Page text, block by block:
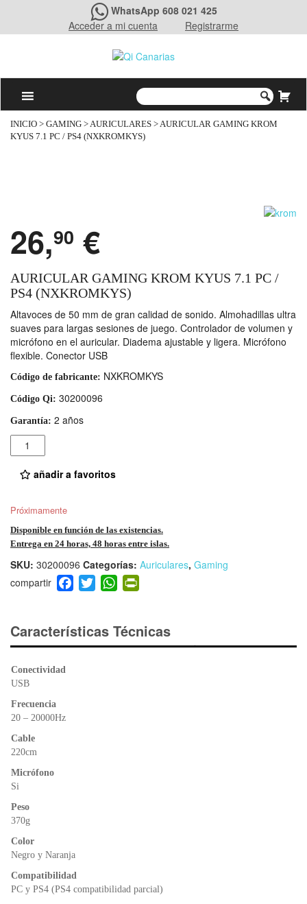
WhatsApp 608 021 425
Acceder a mi cuenta
Registrarme
INICIO > GAMING >AURICULARES > AURICULAR GAMING KROM
KYUS 7.1 PC / PS4 (NXKROMKYS)
26,90 €
AURICULAR GAMING KROM KYUS 7.1 PC /
PS4 (NXKROMKYS)
Altavoces de 50 mm de gran calidad de sonido. Almohadillas ultra
suaves para largas sesiones de juego. Controlador de volumen y
micrófono en el auricular. Diadema ajustable y ligera. Micrófono
flexible. Conector USB
Código de fabricante: NXKROMKYS
Código Qi: 30200096
Garantía: 2 años
Cantidad
añadir a favoritos
Próximamente
Disponible en función de las existencias.
Entrega en 24 horas, 48 horas entre islas.
SKU: 30200096 Categorías: Auriculares, Gaming
F
a
e
b
T
wi
er
W
h
s
A
ri
e
Características Técnicas
Conectividad
USB
Frecuencia
20 – 20000Hz
Cable
220cm
Micrófono
Si
Peso
370g
Color
Negro y Naranja
Compatibilidad
PC y PS4 (PS4 compatibilidad parcial)